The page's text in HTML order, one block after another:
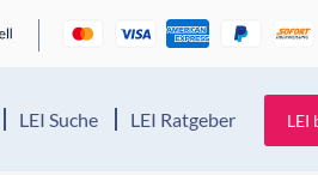
LEI Suche LEI Ratgeber LEI